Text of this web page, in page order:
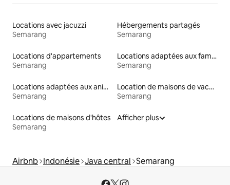
Locations avec jacuzzi
Semarang
Hébergements partagés
Semarang
Locations d'appartements
Semarang
Locations adaptées aux familles
Semarang
Locations adaptées aux animaux
Semarang
Location de maisons de vacances
Semarang
Locations de maisons d'hôtes
Semarang
Afficher plus
Airbnb Indonésie Java central Semarang